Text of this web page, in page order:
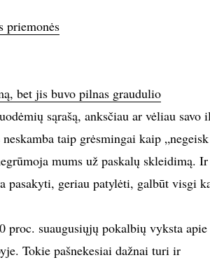
priemonės
bet jis buvo pilnas graudulio
sąrašą, anksčiau ar vėliau savo
taip grėsmingai kaip „negeisk
mums už paskalų skleidimą.
pasakyti, geriau patylėti, galbūt visgi
proc. suaugusiųjų pokalbių vyksta apie
Tokie pašnekesiai dažnai turi ir